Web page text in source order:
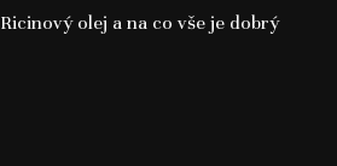
Ricinový olej a na co vše je dobrý